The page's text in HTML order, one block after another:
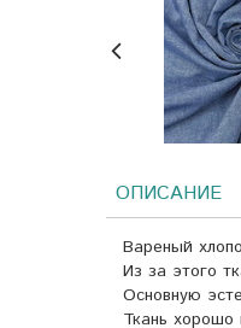
ОПИСАНИЕ
Вареный
Из за этого
Основную
Ткань хорошо